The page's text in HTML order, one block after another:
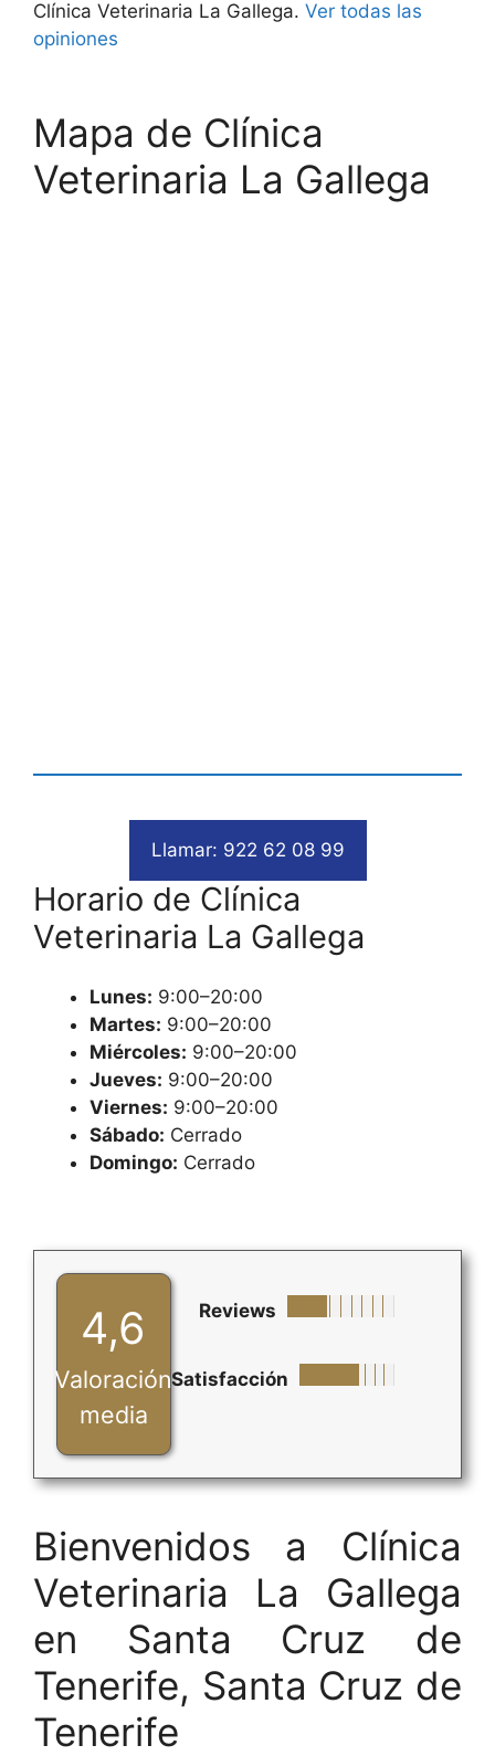
Clínica Veterinaria La Gallega. Ver todas las
opiniones
Mapa de Clínica
Veterinaria La Gallega
Llamar: 922 62 08 99
Horario de Clínica
Veterinaria La Gallega
Lunes: 9:00–20:00
Martes: 9:00–20:00
Miércoles: 9:00–20:00
Jueves: 9:00–20:00
Viernes: 9:00–20:00
Sábado: Cerrado
Domingo: Cerrado
4,6
Valoración
media
Reviews
Satisfacción
Bienvenidos a Clínica
Veterinaria La Gallega
en Santa Cruz de
Tenerife, Santa Cruz de
Tenerife